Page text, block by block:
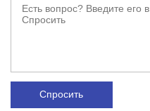
Спросить